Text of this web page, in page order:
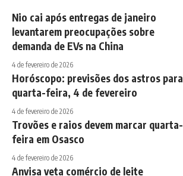
Nio cai após entregas de janeiro
levantarem preocupações sobre
demanda de EVs na China
4 de fevereiro de 2026
Horóscopo: previsões dos astros para
quarta-feira, 4 de fevereiro
4 de fevereiro de 2026
Trovões e raios devem marcar quarta-
feira em Osasco
4 de fevereiro de 2026
Anvisa veta comércio de leite